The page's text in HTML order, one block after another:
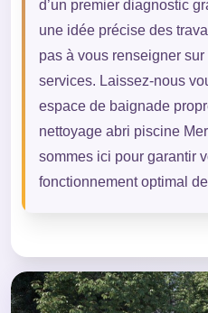
d’un premier diagnostic
une idée précise des
pas à vous renseigner
services. Laissez-nous
espace de baignade
nettoyage abri piscine
sommes ici pour garantir
fonctionnement optimal